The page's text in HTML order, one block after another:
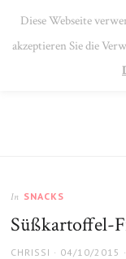
MENU
In SNACKS
Süßkartoffel-
AUTHOR
CHRISSI
POSTED
04/10/2015
Diese Webseite
akzeptieren Sie die